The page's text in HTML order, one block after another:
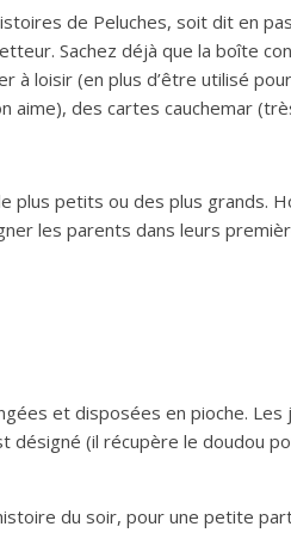
de Peluches, soit dit en
Sachez déjà que la boîte
à loisir (en plus d’être utilisé
aime), des cartes cauchemar
petits ou des plus grands.
les parents dans leurs
et disposées en pioche.
désigné (il récupère le doudou
du soir, pour une petite